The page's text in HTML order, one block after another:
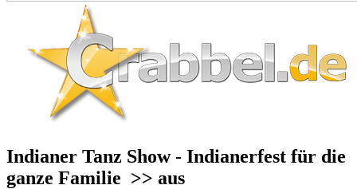
Indianer Tanz Show - Indianerfest für die
ganze Familie >> aus